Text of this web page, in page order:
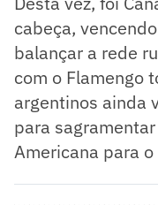
cabeça,
balançar a rede
com o Flamengo
argentinos ainda
para
Americana para o